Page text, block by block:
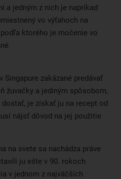
a jedným z nich je napríkad
vo výťahoch na
ktorého je močenie vo
Singapure zakázané predávať
žuvačky a jediným spôsobom,
je získať ju na recept od
nájsť dôvod na jej použitie
na svete sa nachádza práve
ju ešte v 90. rokoch
v jednom z najväčších